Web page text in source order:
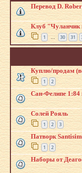
Перевод D.
Клуб "Чуланчик
1 … 30 31
Куплю/продам
1 2
Сан-Фелипе 1:84
Солей Рояль
1 2 3
Патворк
1 2
Наборы от